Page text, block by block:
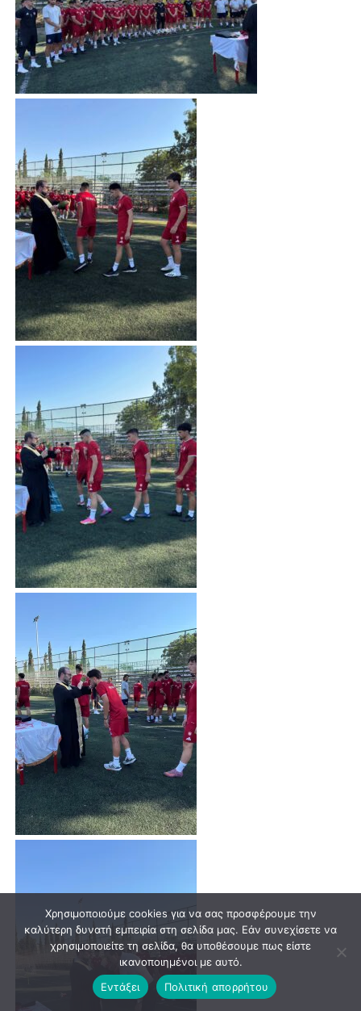
Χρησιμοποιούμε cookies για να σας προσφέρουμε την
καλύτερη δυνατή εμπειρία στη σελίδα μας. Εάν συνεχίσετε να
χρησιμοποιείτε τη σελίδα, θα υποθέσουμε πως είστε
ικανοποιημένοι με αυτό.
Εντάξει
Πολιτική απορρήτου